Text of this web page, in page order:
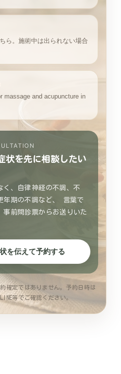
ら。施術中は出られない場合
massage and acupuncture in
状を先に相談したい
く、自律神経の不調、不
年期の不調など、 言葉で
事前問診票からお送りいた
を伝えて予約する
確定ではありません。予約日時は
等でご確認ください。